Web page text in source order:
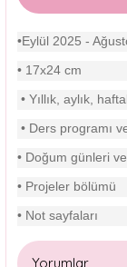
•Eylül 2025 -
• 17x24 cm
• Yıllık, aylık,
• Ders programı
• Doğum günleri
• Projeler bölümü
• Not sayfaları
Yorumlar